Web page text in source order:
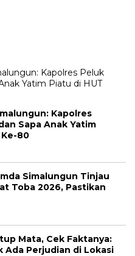
Kapolres
Sapa Anak Yatim
80
Simalungun Tinjau
Toba 2026, Pastikan
Mata, Cek Faktanya:
Ada Perjudian di Lokasi